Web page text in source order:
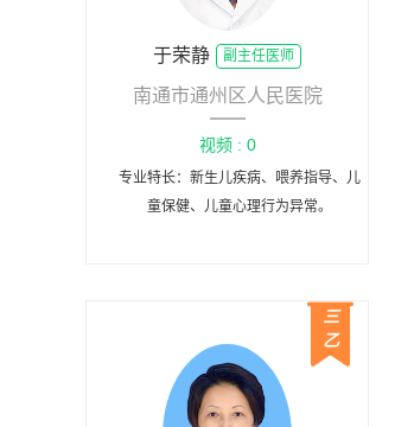
于荣静 副主任医师
南通市通州区人民医院
视频 : 0
专业特长：新生儿疾病、喂养指导、儿
童保健、儿童心理行为异常。
三
乙